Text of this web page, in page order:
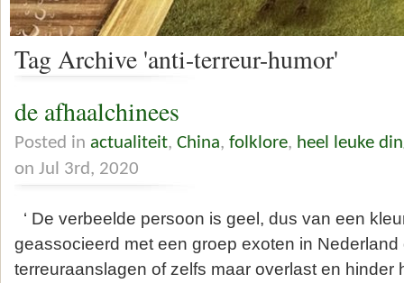
Tag Archive 'anti-terreur-humor'
de afhaalchinees
Posted in actualiteit, China, folklore, heel leuke
on Jul 3rd, 2020
‘ De verbeelde persoon is geel, dus van een
geassocieerd met een groep exoten in Nederland
terreuraanslagen of zelfs maar overlast en hinder